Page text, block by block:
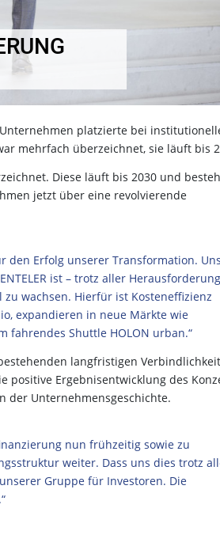
platzierte bei
mehrfach überzeichnet, sie läuft bis
Diese läuft bis 2030 und
jetzt über eine revolvierende
den Erfolg unserer Transformation.
ist – trotz aller
wachsen. Hierfür ist Kosteneffizienz
expandieren in neue Märkte wie
fahrendes Shuttle HOLON urban.“
langfristigen
positive Ergebnisentwicklung des
der Unternehmensgeschichte.
nun frühzeitig sowie zu
weiter. Dass uns dies trotz
Gruppe für Investoren. Die